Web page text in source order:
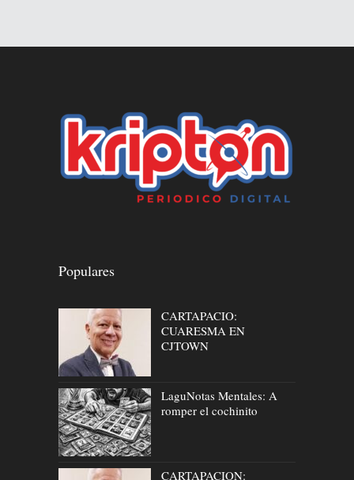
Populares
CARTAPACIO:
CUARESMA EN
CJTOWN
LaguNotas Mentales: A
romper el cochinito
CARTAPACION: